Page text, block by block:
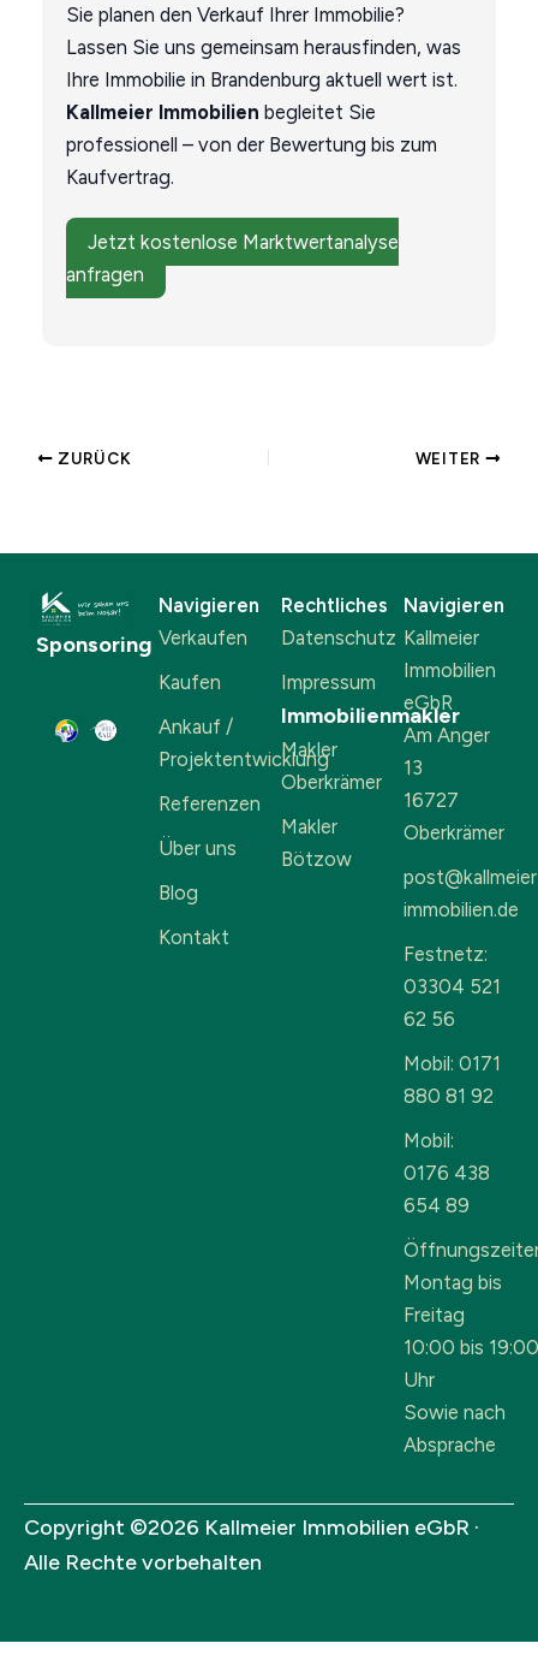
Sie planen den Verkauf Ihrer Immobilie?
Lassen Sie uns gemeinsam herausfinden, was
Ihre Immobilie in Brandenburg aktuell wert ist.
Kallmeier Immobilien begleitet Sie
professionell – von der Bewertung bis zum
Kaufvertrag.
Jetzt kostenlose Marktwertanalyse
anfragen
ZURÜCK WEITER
Sponsoring
Navigieren
Verkaufen
Kaufen
Ankauf /
Projektentwicklung
Referenzen
Über uns
Blog
Kontakt
Rechtliches
Datenschutz
Impressum
Immobilienmakler
Makler
Oberkrämer
Makler
Bötzow
Navigieren
Kallmeier
Immobilien
eGbR
Am Anger
13
16727
Oberkrämer
immobilien.de
Festnetz:
03304 521
62 56
Mobil: 0171
880 81 92
Mobil:
0176 438
654 89
Montag bis
Freitag
10:00 bis 19:00
Uhr
Sowie nach
Absprache
Copyright ©2026 Kallmeier Immobilien eGbR ·
Alle Rechte vorbehalten